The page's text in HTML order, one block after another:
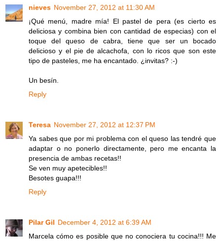
nieves November 27, 2012 at 11:30 AM
¡Qué menú, madre mía! El pastel de pera (es cierto es
deliciosa y combina bien con cantidad de especias) con el
toque del queso de cabra, tiene que ser un bocado
delicioso y el pie de alcachofa, con lo ricos que son este
tipo de pasteles, me ha encantado. ¿invitas? :-)
Un besín.
Reply
Teresa November 27, 2012 at 12:37 PM
Ya sabes que por mi problema con el queso las tendré que
adaptar o no ponerlo directamente, pero me encanta la
presencia de ambas recetas!!
Se ven muy apetecibles!!
Besotes guapa!!!
Reply
Pilar Gil December 4, 2012 at 6:39 AM
Marcela cómo es posible que no conociera tu cocina!!! Me